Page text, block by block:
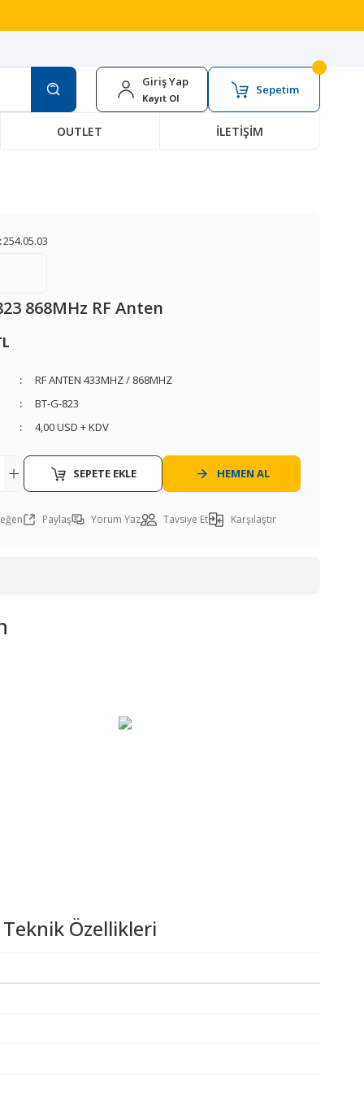
Giriş Yap
Kayıt Ol
Sepetim
OUTLET İLETİŞİM
254.05.03
868MHz RF Anten
RF ANTEN 433MHZ / 868MHZ
BT-G-823
4,00 USD + KDV
SEPETE EKLE HEMEN AL
Paylaş Yorum Yaz Tavsiye Et Karşılaştır
Özellikleri